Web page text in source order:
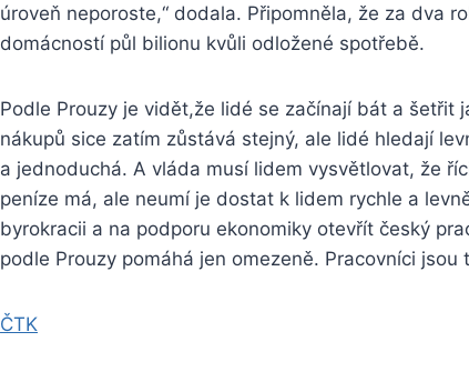
úroveň neporoste,“ dodala. Připomněla, že za dva
domácností půl bilionu kvůli odložené spotřebě.
Podle Prouzy je vidět,že lidé se začínají bát a šetřit
nákupů sice zatím zůstává stejný, ale lidé hledají
a jednoduchá. A vláda musí lidem vysvětlovat, že
peníze má, ale neumí je dostat k lidem rychle a
byrokracii a na podporu ekonomiky otevřít český
podle Prouzy pomáhá jen omezeně. Pracovníci
ČTK